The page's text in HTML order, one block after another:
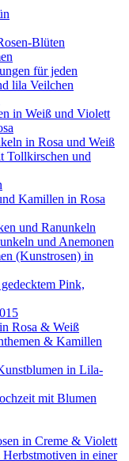
Blüten
für jeden
lila Veilchen
in Weiß und Violett
in Rosa und Weiß
Tollkirschen und
Kamillen in Rosa
und Ranunkeln
und Anemonen
(Kunstrosen) in
Pink,
Rosa & Weiß
& Kamillen
in Lila-
mit Blumen
in Creme & Violett
in einer